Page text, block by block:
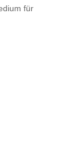
für